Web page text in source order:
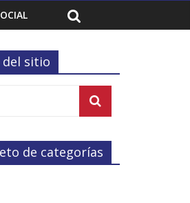
del sitio
de categorías